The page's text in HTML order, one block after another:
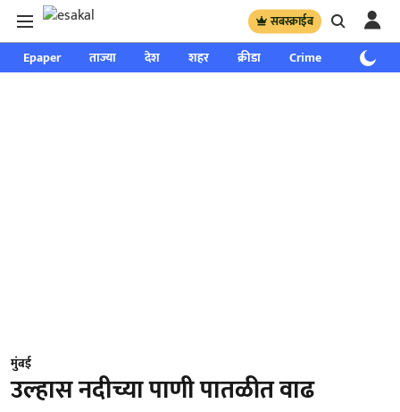
सबस्क्राईब
Epaper ताज्या देश शहर क्रीडा Crime साप्ताहिक
मुंबई
उल्हास नदीच्या पाणी पातळीत वाढ